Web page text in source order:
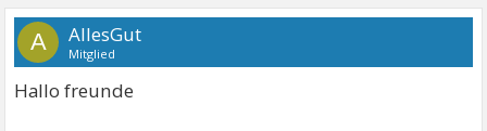
A AllesGut
Mitglied
Hallo freunde